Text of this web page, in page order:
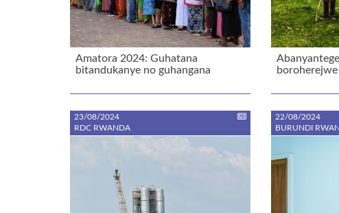
Amatora 2024: Guhatana
bitandukanye no guhangana
23/08/2024
RDC RWANDA
22/08/2024
BURUNDI